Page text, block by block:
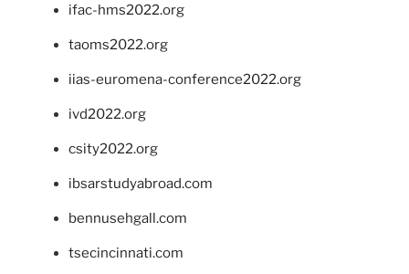
ifac-hms2022.org
taoms2022.org
iias-euromena-conference2022.org
ivd2022.org
csity2022.org
ibsarstudyabroad.com
bennusehgall.com
tsecincinnati.com